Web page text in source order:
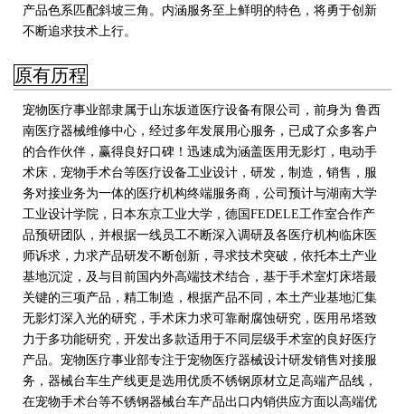
产品色系匹配斜坡三角。内涵服务至上鲜明的特色，将勇于创新
不断追求技术上行。
原有历程
宠物医疗事业部隶属于山东坂道医疗设备有限公司，前身为 鲁西
南医疗器械维修中心，经过多年发展用心服务，已成了众多客户
的合作伙伴，赢得良好口碑！迅速成为涵盖医用无影灯，电动手
术床，宠物手术台等医疗设备工业设计，研发，制造，销售，服
务对接业务为一体的医疗机构终端服务商，公司预计与湖南大学
工业设计学院，日本东京工业大学 ，德国FEDELE工作室合作产
品预研团队，并根据一线员工不断深入调研及各医疗机构临床医
师诉求，力求产品研发不断创新，寻求技术突破，依托本土产业
基地沉淀，及与目前国内外高端技术结合，基于手术室灯床塔最
关键的三项产品，精工制造，根据产品不同，本土产业基地汇集
无影灯深入光的研究，手术床力求可靠耐腐蚀研究，医用吊塔致
力于多功能研究，开发出多款适用于不同层级手术室的良好医疗
产品。宠物医疗事业部专注于宠物医疗器械设计研发销售对接服
务，器械台车生产线更是选用优质不锈钢原材立足高端产品线，
在宠物手术台等不锈钢器械台车产品出口内销供应方面以高端优